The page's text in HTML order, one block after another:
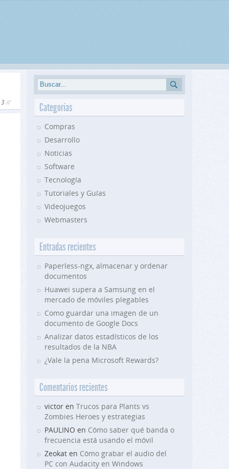
Categorías
Compras
Desarrollo
Noticias
Software
Tecnología
Tutoriales y Guías
Videojuegos
Webmasters
Entradas recientes
Paperless-ngx, almacenar y ordenar
documentos
Huawei supera a Samsung en el
mercado de móviles plegables
Como guardar una imagen de un
documento de Google Docs
Analizar datos estadísticos de los
resultados de la NBA
¿Vale la pena Microsoft Rewards?
Comentarios recientes
victor en Trucos para Plants vs
Zombies Heroes y estrategias
PAULINO en Cómo saber qué banda o
frecuencia está usando el móvil
Zeokat en Cómo grabar el audio del
PC con Audacity en Windows